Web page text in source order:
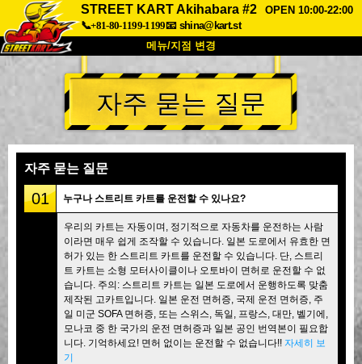
STREET KART Akihabara #2
OPEN 10:00-22:00
📞+81-80-1199-1199📧 shina@kart.st
메뉴/지점 변경
최상단
소개 사양 가격
회사 정보
도쿄 시나가와 #1 도쿄 아키하바라#1
도쿄 아키하바라#2 도쿄 시부야
도쿄 시부야 애넥스 도쿄 베이
도쿄 아사쿠사 오사카
오키나와
자주 묻는 질문
자주 묻는 질문
01 누구나 스트리트 카트를 운전할 수 있나요?
우리의 카트는 자동이며, 정기적으로 자동차를 운전하는 사람
이라면 매우 쉽게 조작할 수 있습니다. 일본 도로에서 유효한 면
허가 있는 한 스트리트 카트를 운전할 수 있습니다. 단, 스트리
트 카트는 소형 모터사이클이나 오토바이 면허로 운전할 수 없
습니다. 주의: 스트리트 카트는 일본 도로에서 운행하도록 맞춤
제작된 고카트입니다. 일본 운전 면허증, 국제 운전 면허증, 주
일 미군 SOFA 면허증, 또는 스위스, 독일, 프랑스, 대만, 벨기에,
모나코 중 한 국가의 운전 면허증과 일본 공인 번역본이 필요합
니다. 기억하세요! 면허 없이는 운전할 수 없습니다!! 자세히 보
기